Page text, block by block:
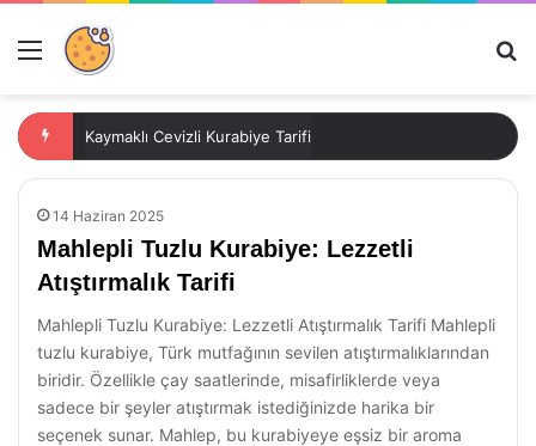
Menü
Kaymaklı Cevizli Kurabiye Tarifi
14 Haziran 2025
Mahlepli Tuzlu Kurabiye: Lezzetli
Atıştırmalık Tarifi
Mahlepli Tuzlu Kurabiye: Lezzetli Atıştırmalık Tarifi Mahlepli
tuzlu kurabiye, Türk mutfağının sevilen atıştırmalıklarından
biridir. Özellikle çay saatlerinde, misafirliklerde veya
sadece bir şeyler atıştırmak istediğinizde harika bir
seçenek sunar. Mahlep, bu kurabiyeye eşsiz bir aroma